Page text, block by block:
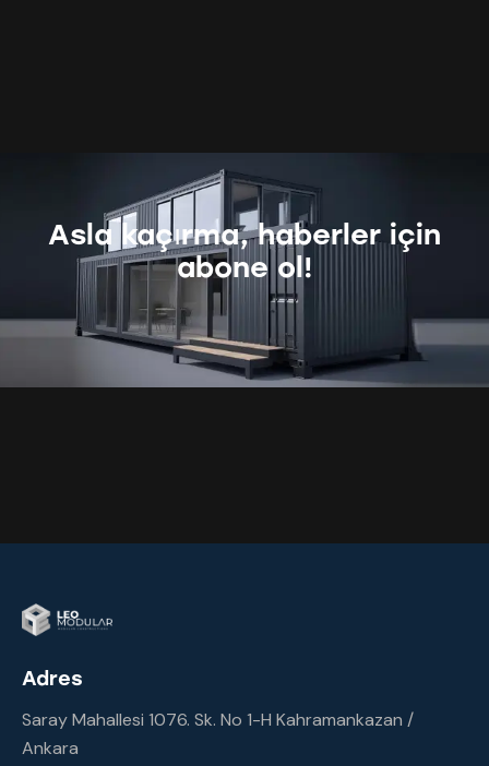
Asla kaçırma, haberler için
abone ol!
Adres
Saray Mahallesi 1076. Sk. No 1-H Kahramankazan /
Ankara